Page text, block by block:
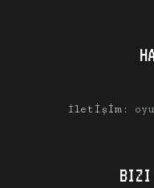
İletişim:
BIZI